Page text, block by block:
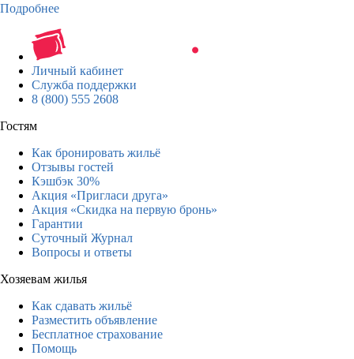
Подробнее
Личный кабинет
Служба поддержки
8 (800) 555 2608
Гостям
Как бронировать жильё
Отзывы гостей
Кэшбэк 30%
Акция «Пригласи друга»
Акция «Скидка на первую бронь»
Гарантии
Суточный Журнал
Вопросы и ответы
Хозяевам жилья
Как сдавать жильё
Разместить объявление
Бесплатное страхование
Помощь